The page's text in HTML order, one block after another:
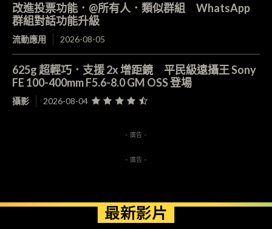
改進投票功能．@所有人．類似群組 WhatsApp
群組對話功能升級
流動應用 2026-08-05
625g 超輕巧．支援 2x 增距鏡 平民級遠攝王 Sony
FE 100-400mm F5.6-8.0 GM OSS 登場
攝影 2026-08-04
- 廣告 -
- 廣告 -
最新影片